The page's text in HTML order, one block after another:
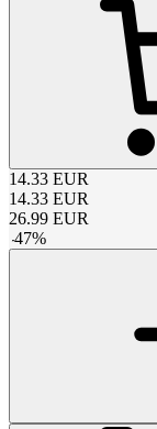
14.33 EUR
14.33 EUR
26.99 EUR
-47%